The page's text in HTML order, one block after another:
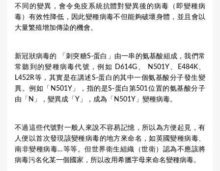
不同的變異，會令免疫系統抗體對變異後的病毒（即變種病
毒）有效性降低，因此變種病毒不但能夠破壞身體，並且會以
大量繁殖增加傳染的機會。
新冠狀病毒的 「刺突糖S-蛋白」由一串的氨基酸組成，我們常
常聽到的變種病毒代號，例如 D614G、 N501Y、E484K、
L452R等，其實是在講述S-蛋白的其中一個氨基酸分子發生變
異。例如「N501Y」，指的是S-蛋白第501位置的氨基酸分子
由「N」，變異成「Y」，成為「N501Y」變種病毒。
不過這些代號對一般人來說不容易記憶，所以為方便起見，有
人便以首次發現該變種病毒的地方來命名，如英國變種病毒、
南非變種病毒…等等。但世界衛生組織（世衛）認為不應該將
病毒污名化某一個國家，所以改用希臘字母來命名變種病毒。